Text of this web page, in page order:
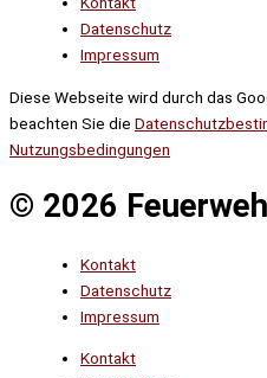
Datenschutz
Impressum
Diese Webseite wird durch das
beachten Sie die
Nutzungsbedingungen
© 2026
Kontakt
Datenschutz
Impressum
Kontakt